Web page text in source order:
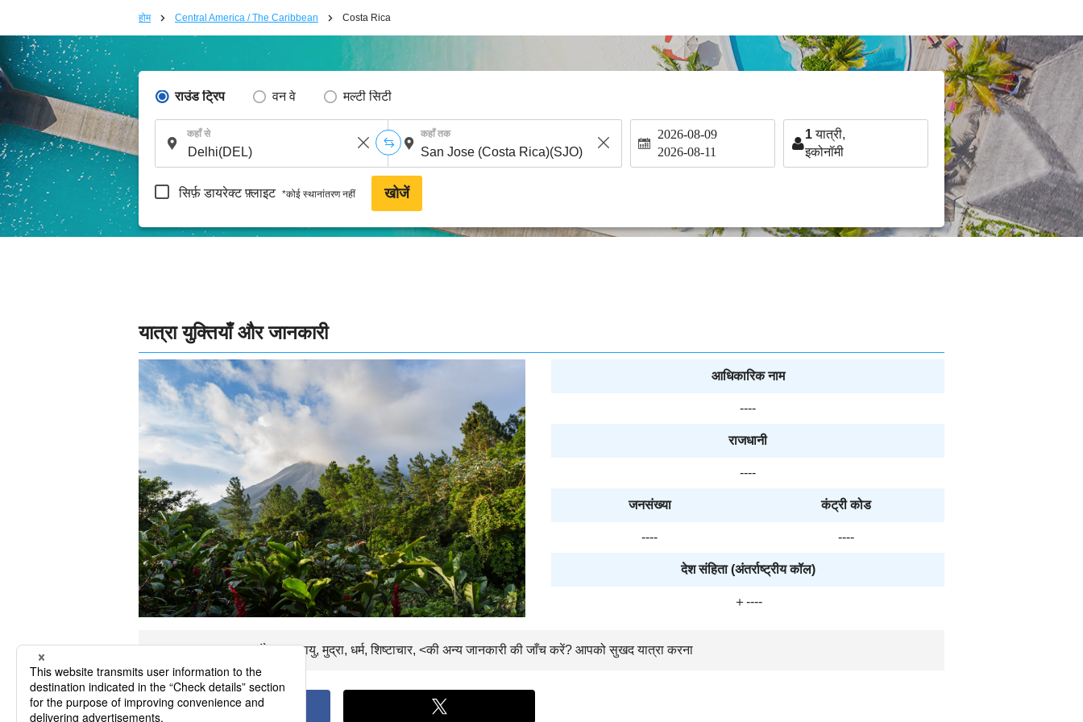
होम Central America / The Caribbean Costa Rica
राउंड ट्रिप वन वे मल्टी सिटी
कहाँ से कहाँ तक 2026-08-09
2026-08-11
1यात्री,
इकोनॉमी
सिर्फ़ डायरेक्ट फ़्लाइट *कोई स्थानांतरण नहीं खोजें
यात्रा युक्तियाँ और जानकारी
आधिकारिक नाम
----
राजधानी
----
जनसंख्या कंट्री कोड
---- ----
देश संहिता (अंतर्राष्ट्रीय कॉल)
＋----
उड़ान का समयलगभगघंटे। जलवायु, मुद्रा, धर्म, शिष्टाचार, <की अन्य जानकारी की जाँच करें? आपको सुखद यात्रा करना